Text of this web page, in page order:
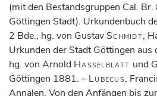
(mit den Bestandsgruppen Cal.
Göttingen Stadt). Urkundenbuch
2 Bde., hg. von Gustav Schmidt,
Urkunden der Stadt Göttingen aus
hg. von Arnold Hasselblatt und
Göttingen 1881. – Lubecus,
Annalen. Von den Anfängen bis